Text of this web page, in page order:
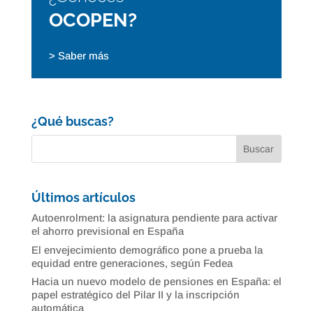
OCOPEN?
> Saber más
¿Qué buscas?
Últimos artículos
Autoenrolment: la asignatura pendiente para activar
el ahorro previsional en España
El envejecimiento demográfico pone a prueba la
equidad entre generaciones, según Fedea
Hacia un nuevo modelo de pensiones en España: el
papel estratégico del Pilar II y la inscripción
automática